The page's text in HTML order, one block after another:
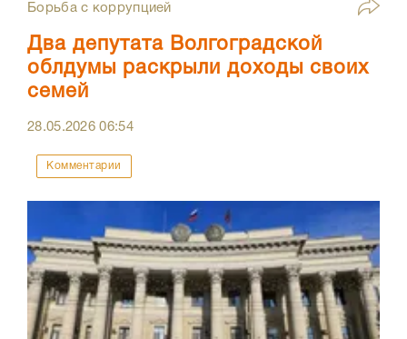
Борьба с коррупцией
Два депутата Волгоградской
облдумы раскрыли доходы своих
семей
28.05.202606:54
Комментарии